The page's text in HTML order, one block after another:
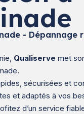
- Dépannage
Qualiserve met
sécurisées et
et adaptés à vos
d’un service